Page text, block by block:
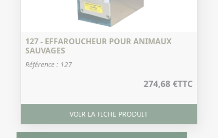
127 - EFFAROUCHEUR POUR ANIMAUX
SAUVAGES
Référence : 127
274,68 €TTC
VOIR LA FICHE PRODUIT